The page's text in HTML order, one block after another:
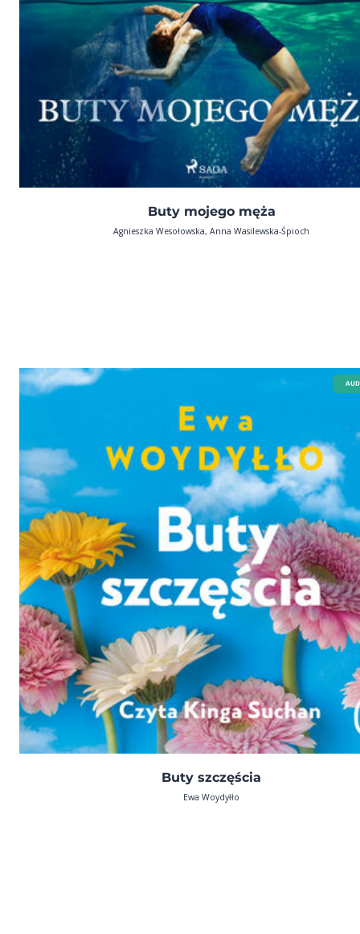
Buty mojego męża
Agnieszka Wesołowska, Anna Wasilewska-Śpioch
Buty szczęścia
Ewa Woydyłło